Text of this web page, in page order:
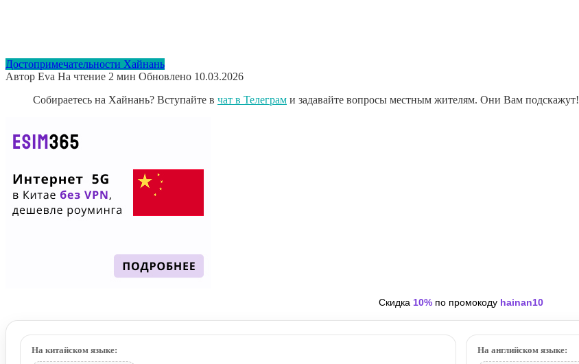
Достопримечательности Хайнань
Автор Eva На чтение 2 мин Обновлено 10.03.2026
Собираетесь на Хайнань? Вступайте в чат в Телеграм и задавайте вопросы местным жителям. Они Вам подскажут!
Скидка 10% по промокоду hainan10
На китайском языке: На английском языке: